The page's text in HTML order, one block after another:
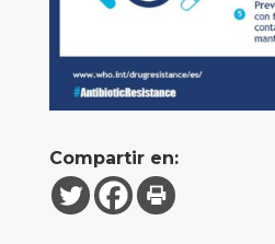
Compartir en: